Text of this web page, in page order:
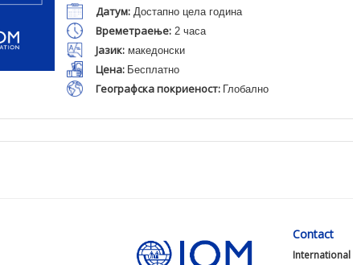
Датум: Достапно цела година
Времетраење: 2 часа
Јазик: македонски
Цена: Бесплатно
Географска покриеност: Глобално
Contact